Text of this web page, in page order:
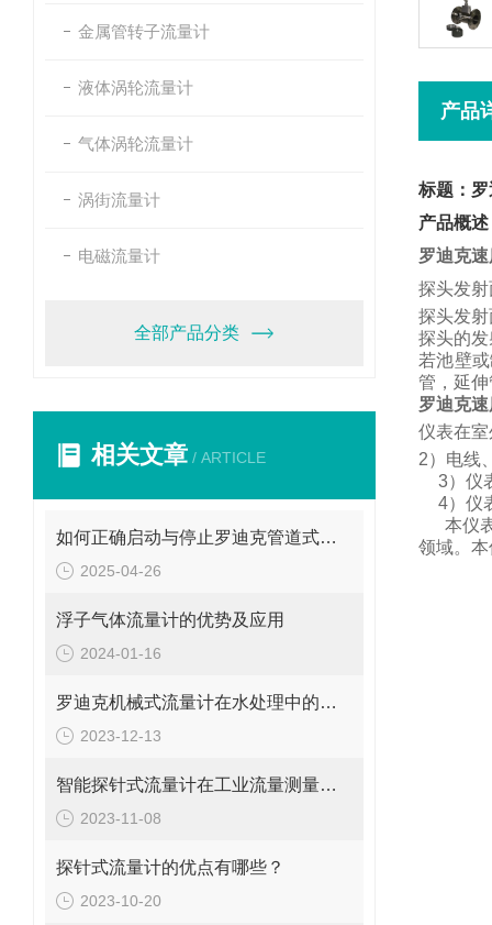
金属管转子流量计
液体涡轮流量计
气体涡轮流量计
涡街流量计
电磁流量计
全部产品分类
相关文章 / ARTICLE
如何正确启动与停止罗迪克管道式流量计？操作要点要牢记
2025-04-26
浮子气体流量计的优势及应用
2024-01-16
罗迪克机械式流量计在水处理中的应用
2023-12-13
智能探针式流量计在工业流量测量中的应用
2023-11-08
探针式流量计的优点有哪些？
2023-10-20
产品
标题：
产品概述
罗迪克
探头发
探头发
探头的
若池壁
管， 延
罗迪克
仪表在
2）电线
3）仪
4）仪
本仪
领域。 本